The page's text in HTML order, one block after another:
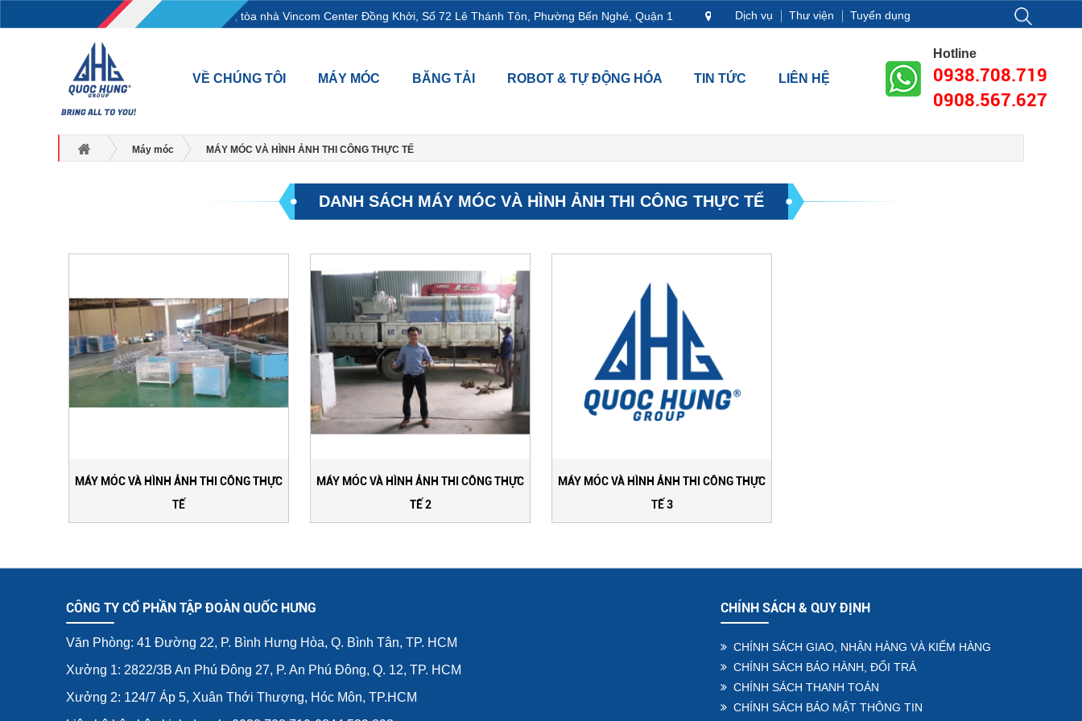
L18-11-13, Tầng 18, tòa nhà Vincom Center Đồng Khởi, Số 72 Lê Thánh Tôn, Phường Bến Nghé, Quận 1 L18-11-13, Tầng 18, tòa nhà Vincom Center Đồng Khởi, Số 72 Lê
Dịch vụ Thư viện Tuyển dụng
VỀ CHÚNG TÔI MÁY MÓC BĂNG TẢI ROBOT & TỰ ĐỘNG HÓA TIN TỨC LIÊN HỆ
Hotline
0938.708.719
0908.567.627
Máy móc MÁY MÓC VÀ HÌNH ẢNH THI CÔNG THỰC TẾ
DANH SÁCH MÁY MÓC VÀ HÌNH ẢNH THI CÔNG THỰC TẾ
MÁY MÓC VÀ HÌNH ẢNH THI CÔNG THỰC
TẾ
MÁY MÓC VÀ HÌNH ẢNH THI CÔNG THỰC
TẾ 2
MÁY MÓC VÀ HÌNH ẢNH THI CÔNG THỰC
TẾ 3
CÔNG TY CỔ PHẦN TẬP ĐOÀN QUỐC HƯNG
Văn Phòng: 41 Đường 22, P. Bình Hưng Hòa, Q. Bình Tân, TP. HCM
Xưởng 1: 2822/3B An Phú Đông 27, P. An Phú Đông, Q. 12, TP. HCM
Xưởng 2: 124/7 Áp 5, Xuân Thới Thượng, Hóc Môn, TP.HCM
CHÍNH SÁCH & QUY ĐỊNH
CHÍNH SÁCH GIAO, NHẬN HÀNG VÀ KIỂM HÀNG
CHÍNH SÁCH BẢO HÀNH, ĐỔI TRẢ
CHÍNH SÁCH THANH TOÁN
CHÍNH SÁCH BẢO MẬT THÔNG TIN